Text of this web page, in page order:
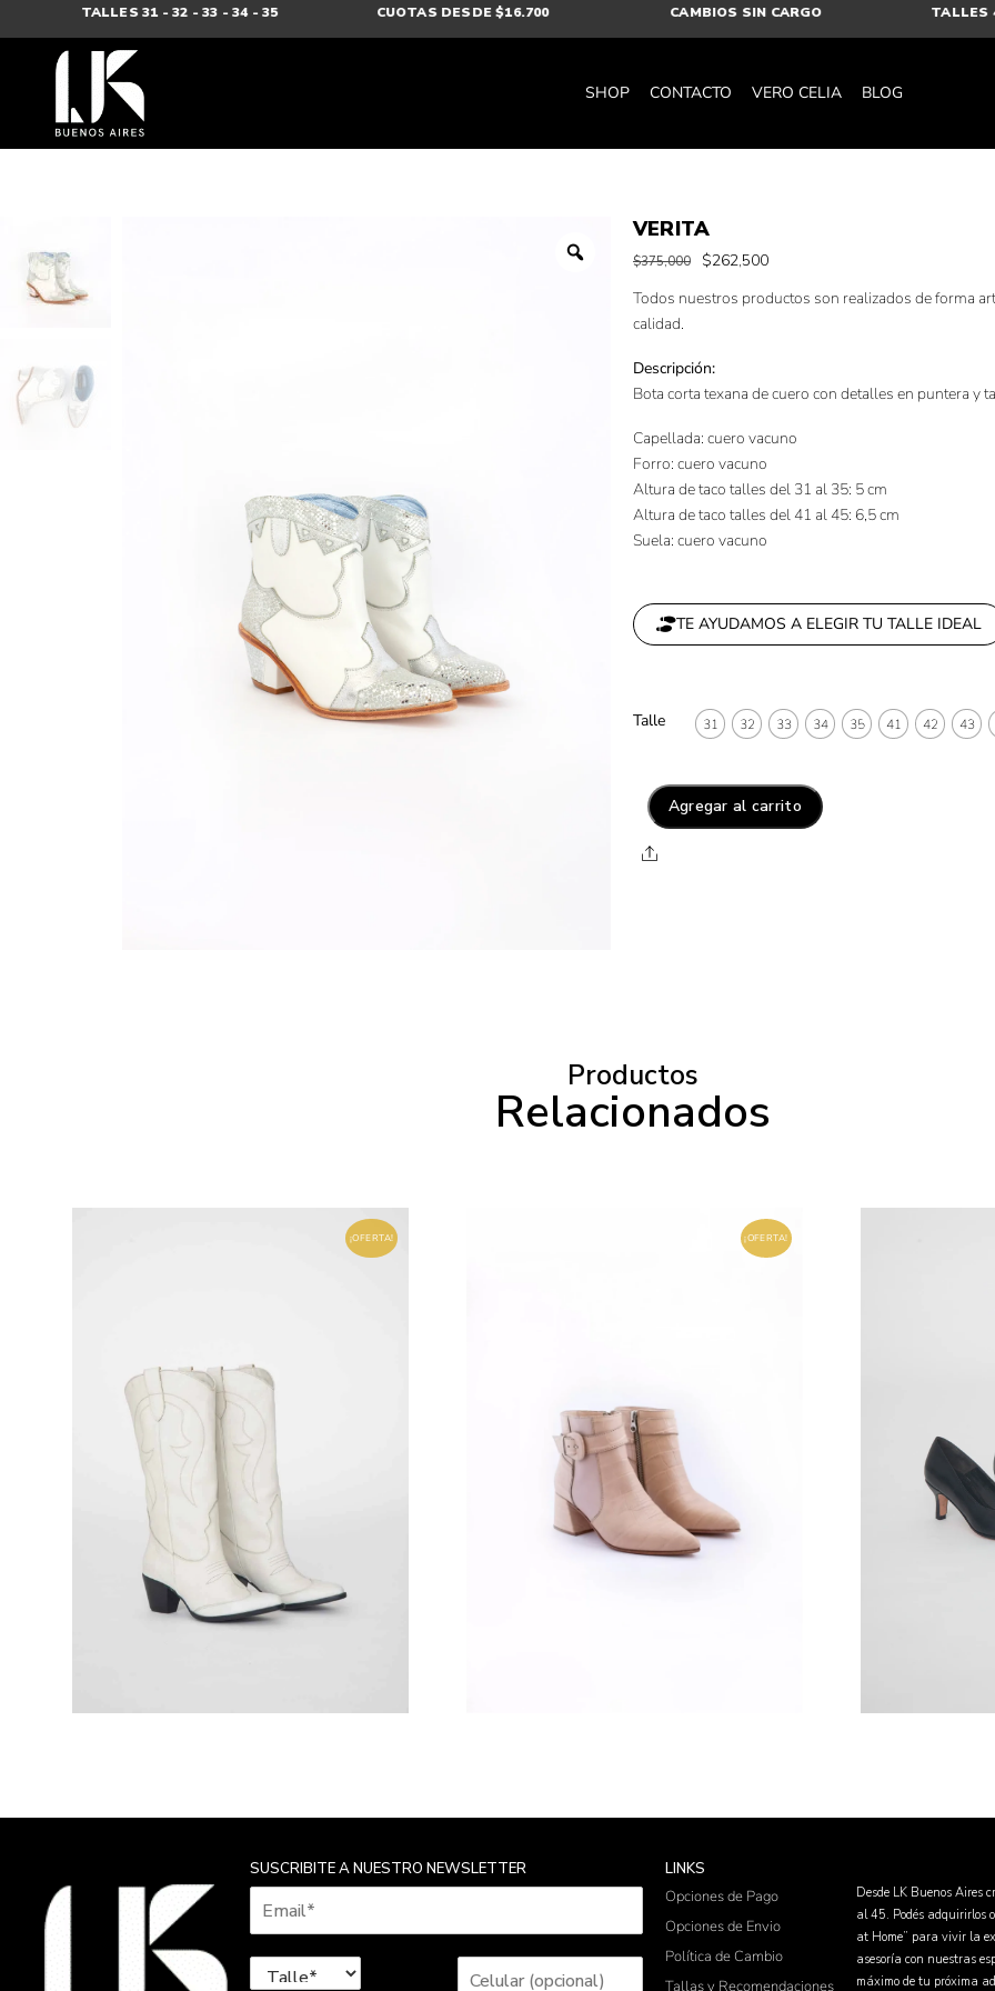
TALLES 31 - 32 - 33 - 34 - 35 CUOTAS DESDE $16.700 CAMBIOS SIN CARGO TALLES
SHOP CONTACTO VERO CELIA BLOG
VERITA
$375,000 $262,500
Todos nuestros productos son realizados de forma
calidad.
Descripción:
Bota corta texana de cuero con detalles en puntera y
Capellada: cuero vacuno
Forro: cuero vacuno
Altura de taco talles del 31 al 35: 5 cm
Altura de taco talles del 41 al 45: 6,5 cm
Suela: cuero vacuno
TE AYUDAMOS A ELEGIR TU TALLE IDEAL
Talle 31 32 33 34 35 41 42 43
Agregar al carrito
Productos
Relacionados
¡OFERTA! ¡OFERTA!
SUSCRIBITE A NUESTRO NEWSLETTER
LINKS
Opciones de Pago
Opciones de Envio
Política de Cambio
Desde LK Buenos Aires
al 45. Podés adquirirlos
at Home” para vivir la
asesoría con nuestras
máximo de tu próxima